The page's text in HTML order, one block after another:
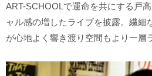
ART-SCHOOLで運命を共にする戸
ャル感の増したライブを披露。繊細
が心地よく響き渡り空間もより一層